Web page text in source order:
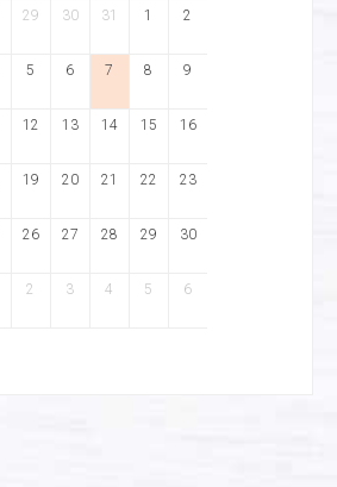
29 30 31 1 2
5 6 7 8 9
12 13 14 15 16
19 20 21 22 23
26 27 28 29 30
2 3 4 5 6